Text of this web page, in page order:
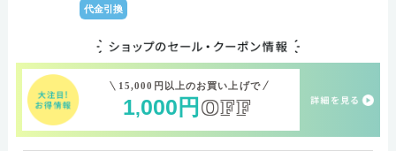
代金引換
15,000円以上のお買い上げで
1,000 円 OFF